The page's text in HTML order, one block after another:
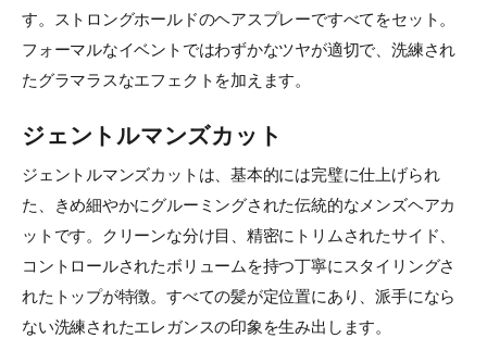
す。ストロングホールドのヘアスプレーですべてをセット。
フォーマルなイベントではわずかなツヤが適切で、洗練され
たグラマラスなエフェクトを加えます。
ジェントルマンズカット
ジェントルマンズカットは、基本的には完璧に仕上げられ
た、きめ細やかにグルーミングされた伝統的なメンズヘアカ
ットです。クリーンな分け目、精密にトリムされたサイド、
コントロールされたボリュームを持つ丁寧にスタイリングさ
れたトップが特徴。すべての髪が定位置にあり、派手になら
ない洗練されたエレガンスの印象を生み出します。